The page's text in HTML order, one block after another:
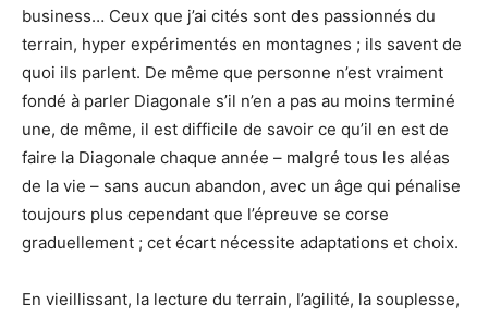
business… Ceux que j’ai cités sont des passionnés du
terrain, hyper expérimentés en montagnes ; ils savent de
quoi ils parlent. De même que personne n’est vraiment
fondé à parler Diagonale s’il n’en a pas au moins terminé
une, de même, il est difficile de savoir ce qu’il en est de
faire la Diagonale chaque année – malgré tous les aléas
de la vie – sans aucun abandon, avec un âge qui pénalise
toujours plus cependant que l’épreuve se corse
graduellement ; cet écart nécessite adaptations et choix.
En vieillissant, la lecture du terrain, l’agilité, la souplesse,